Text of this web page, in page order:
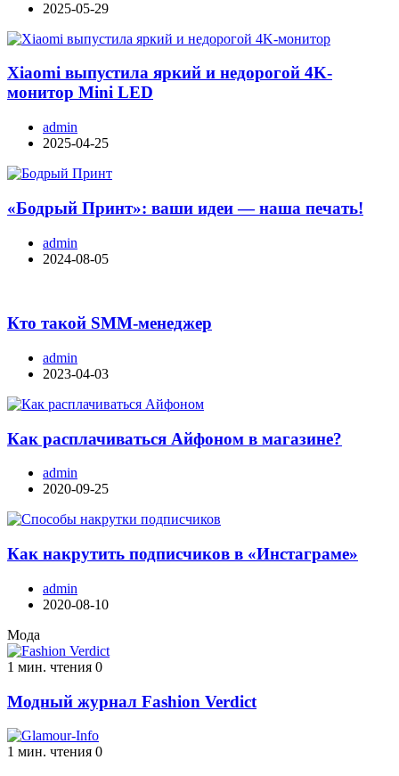
2025-05-29
Xiaomi выпустила яркий и недорогой 4K-
монитор Mini LED
admin
2025-04-25
«Бодрый Принт»: ваши идеи — наша печать!
admin
2024-08-05
Кто такой SMM-менеджер
admin
2023-04-03
Как расплачиваться Айфоном в магазине?
admin
2020-09-25
Как накрутить подписчиков в «Инстаграме»
admin
2020-08-10
Мода
1 мин. чтения 0
Модный журнал Fashion Verdict
1 мин. чтения 0